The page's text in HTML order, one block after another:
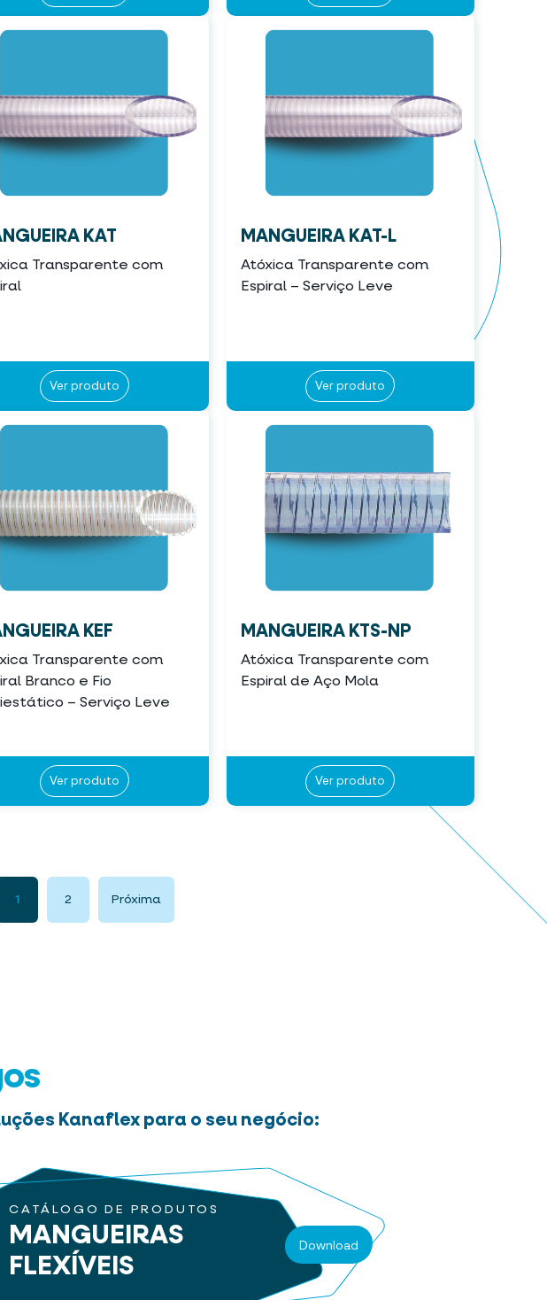
KAT
Transparente com
Ver produto
MANGUEIRA KAT-L
Atóxica Transparente com
Espiral – Serviço Leve
Ver produto
KEF
Transparente com
Branco e Fio
– Serviço Leve
Ver produto
MANGUEIRA KTS-NP
Atóxica Transparente com
Espiral de Aço Mola
Ver produto
1 2 Próxima
Kanaflex para o seu negócio:
CATÁLOGO DE PRODUTOS
MANGUEIRAS
FLEXÍVEIS
Download